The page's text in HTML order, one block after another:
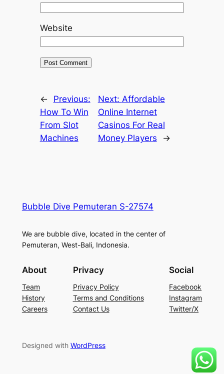
Website
←
Previous:
How To Win
From Slot
Machines
Next: Affordable
Online Internet
Casinos For Real
Money Players
→
Bubble Dive Pemuteran S-27574
We are bubble dive, located in the center of
Pemuteran, West-Bali, Indonesia.
About
Team
History
Careers
Privacy
Privacy Policy
Terms and Conditions
Contact Us
Social
Facebook
Instagram
Twitter/X
Designed with WordPress